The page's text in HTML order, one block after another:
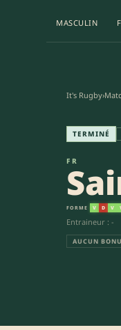
MASCULIN
It's Rugby›
Saint-Priest
TERMINÉ
FR
FORME V D V
Entraineur : -
AUCUN